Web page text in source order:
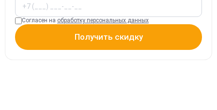
Согласен на обработку персональных данных
Получить скидку